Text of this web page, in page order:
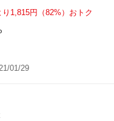
り1,815円（82%）おトク
01/29